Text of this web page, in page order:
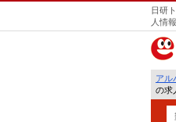
日研
人情
アル
の求